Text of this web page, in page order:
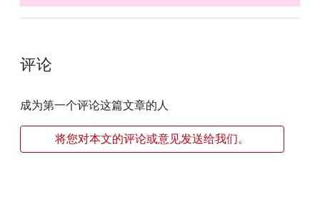
评论
成为第一个评论这篇文章的人
将您对本文的评论或意见发送给我们。